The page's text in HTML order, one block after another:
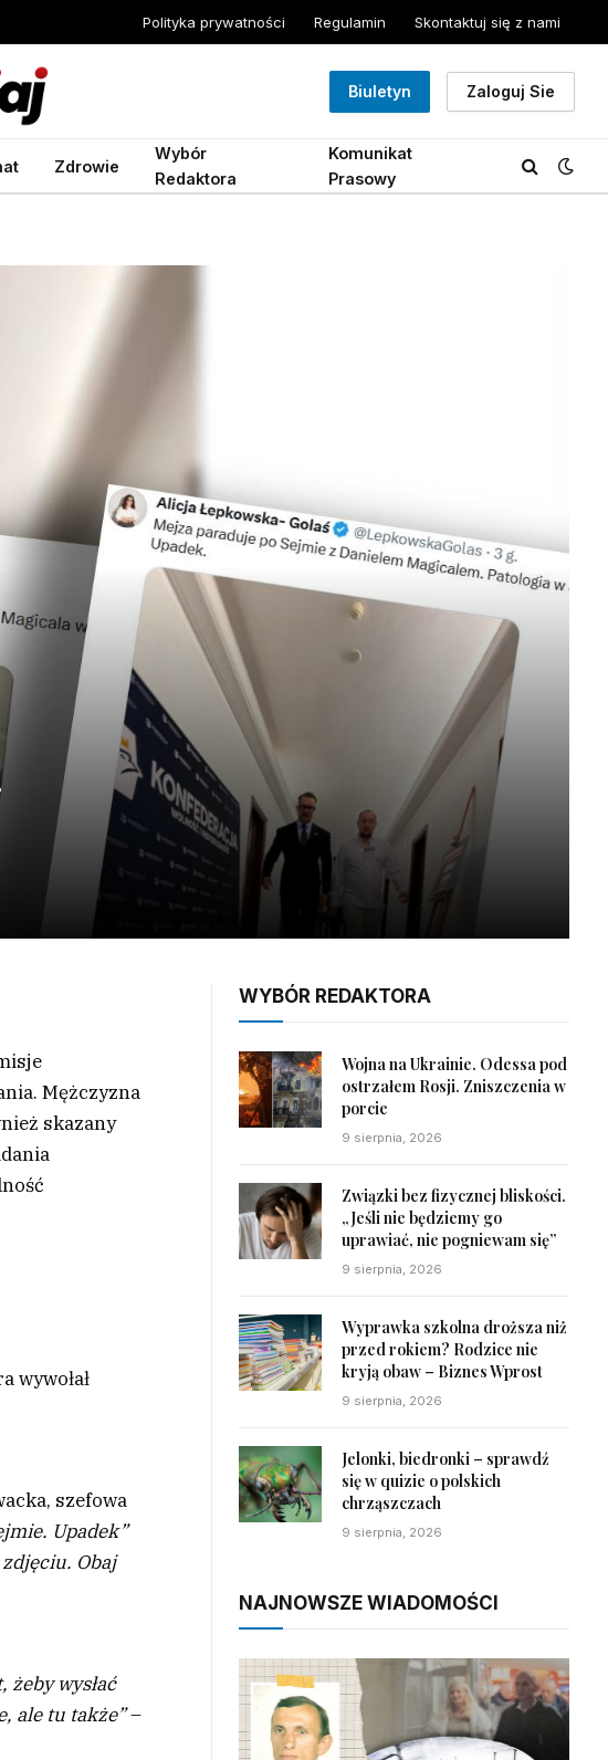
Polityka prywatności Regulamin Skontaktuj się z nami
Biuletyn Zaloguj Sie
Zdrowie
Wybór
Redaktora
Komunikat
Prasowy
Mężczyzna
skazany
wywołał
szefowa
Upadek”
Obaj
wysłać
ale tu także”–
WYBÓR REDAKTORA
Wojna na Ukrainie. Odessa pod
ostrzałem Rosji. Zniszczenia w
porcie
9 sierpnia, 2026
Związki bez fizycznej bliskości.
„Jeśli nie będziemy go
uprawiać, nie pogniewam się”
9 sierpnia, 2026
Wyprawka szkolna droższa niż
przed rokiem? Rodzice nie
kryją obaw – Biznes Wprost
9 sierpnia, 2026
Jelonki, biedronki – sprawdź
się w quizie o polskich
chrząszczach
9 sierpnia, 2026
NAJNOWSZE WIADOMOŚCI